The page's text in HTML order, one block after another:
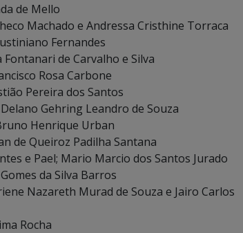
de Mello
Machado e Andressa Cristhine Torraca
Fernandes
de Carvalho e Silva
Rosa Carbone
Pereira dos Santos
Gehring Leandro de Souza
Henrique Urban
de Queiroz Padilha Santana
e Pael; Mario Marcio dos Santos Jurado
da Silva Barros
Nazareth Murad de Souza e Jairo Carlos
Rocha